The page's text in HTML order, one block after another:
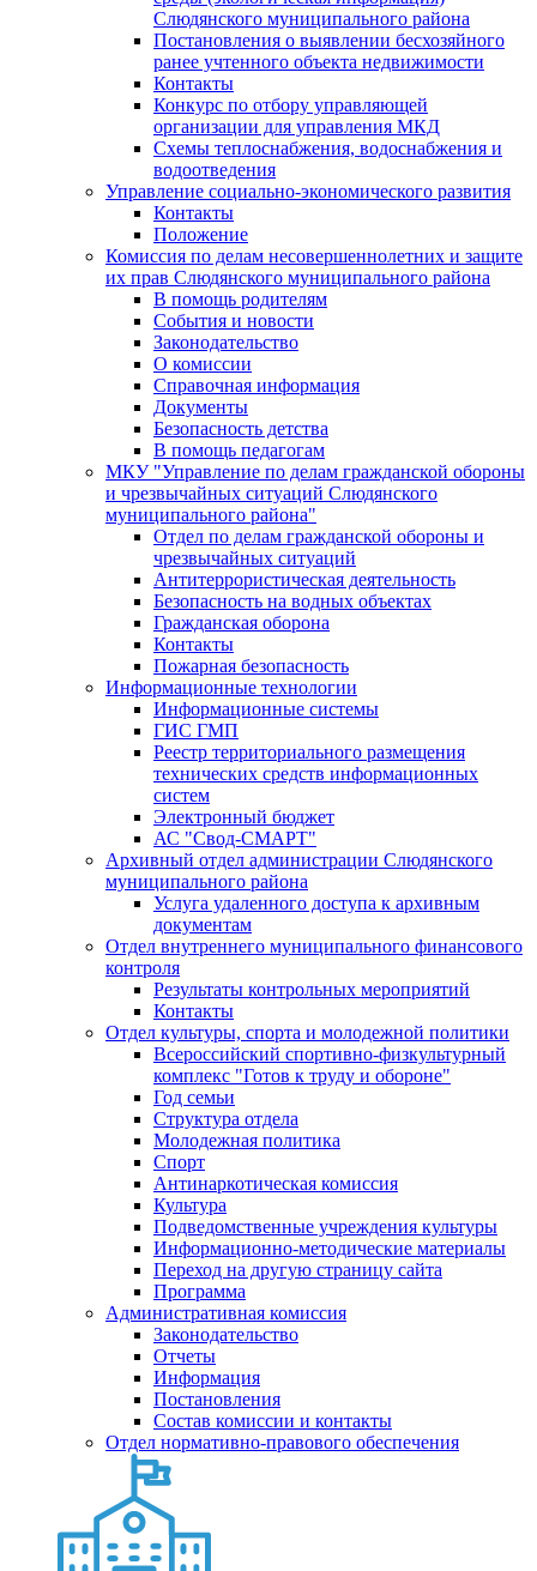
Слюдянского муниципального района
Постановления о выявлении бесхозяйного
ранее учтенного объекта недвижимости
Контакты
Конкурс по отбору управляющей
организации для управления МКД
Схемы теплоснабжения, водоснабжения и
водоотведения
Управление социально-экономического развития
Контакты
Положение
Комиссия по делам несовершеннолетних и защите
их прав Слюдянского муниципального района
В помощь родителям
События и новости
Законодательство
О комиссии
Справочная информация
Документы
Безопасность детства
В помощь педагогам
МКУ "Управление по делам гражданской обороны
и чрезвычайных ситуаций Слюдянского
муниципального района"
Отдел по делам гражданской обороны и
чрезвычайных ситуаций
Антитеррористическая деятельность
Безопасность на водных объектах
Гражданская оборона
Контакты
Пожарная безопасность
Информационные технологии
Информационные системы
ГИС ГМП
Реестр территориального размещения
технических средств информационных
систем
Электронный бюджет
АС "Свод-СМАРТ"
Архивный отдел администрации Слюдянского
муниципального района
Услуга удаленного доступа к архивным
документам
Отдел внутреннего муниципального финансового
контроля
Результаты контрольных мероприятий
Контакты
Отдел культуры, спорта и молодежной политики
Всероссийский спортивно-физкультурный
комплекс "Готов к труду и обороне"
Год семьи
Структура отдела
Молодежная политика
Спорт
Антинаркотическая комиссия
Культура
Подведомственные учреждения культуры
Информационно-методические материалы
Переход на другую страницу сайта
Программа
Административная комиссия
Законодательство
Отчеты
Информация
Постановления
Состав комиссии и контакты
Отдел нормативно-правового обеспечения